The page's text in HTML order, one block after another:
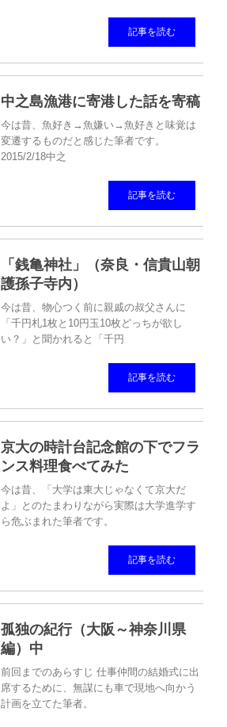
記事を読む
中之島漁港に寄港した話を寄稿
今は昔、魚好き→魚嫌い→魚好きと味覚は
変遷するものだと感じた筆者です。
2015/2/18中之
記事を読む
「銭亀神社」（奈良・信貴山朝
護孫子寺内）
今は昔、物心つく前に親戚の叔父さんに
「千円札1枚と10円玉10枚どっちが欲し
い？」と聞かれると「千円
記事を読む
京大の時計台記念館の下でフラ
ンス料理食べてみた
今は昔、「大学は東大じゃなくて京大だ
よ」とのたまわりながら実際は大学進学す
ら危ぶまれた筆者です。
記事を読む
孤独の紀行（大阪～神奈川県
編）中
前回までのあらすじ 仕事仲間の結婚式に出
席するために、無謀にも車で現地へ向かう
計画を立てた筆者。